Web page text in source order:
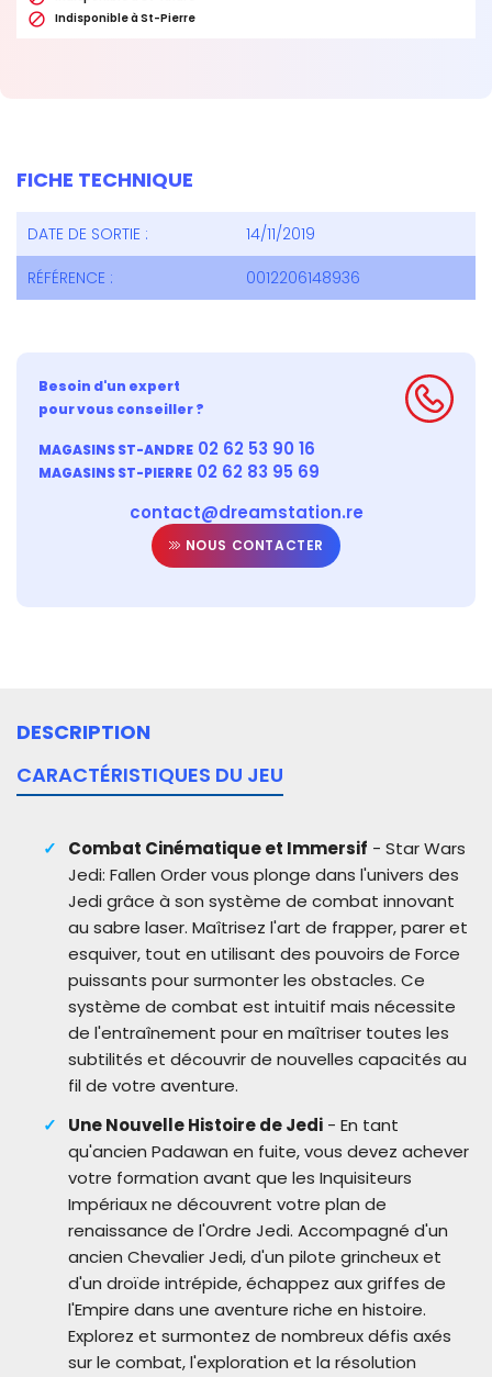
 Indisponible à St-Pierre
FICHE TECHNIQUE
DATE DE SORTIE :
14/11/2019
RÉFÉRENCE :
0012206148936
Besoin d'un expert
pour vous conseiller ?
MAGASINS ST-ANDRE 02 62 53 90 16
MAGASINS ST-PIERRE 02 62 83 95 69
contact@dreamstation.re
NOUS CONTACTER
DESCRIPTION
CARACTÉRISTIQUES DU JEU
Combat Cinématique et Immersif - Star Wars
Jedi: Fallen Order vous plonge dans l'univers des
Jedi grâce à son système de combat innovant
au sabre laser. Maîtrisez l'art de frapper, parer et
esquiver, tout en utilisant des pouvoirs de Force
puissants pour surmonter les obstacles. Ce
système de combat est intuitif mais nécessite
de l'entraînement pour en maîtriser toutes les
subtilités et découvrir de nouvelles capacités au
fil de votre aventure.
Une Nouvelle Histoire de Jedi- En tant
qu'ancien Padawan en fuite, vous devez achever
votre formation avant que les Inquisiteurs
Impériaux ne découvrent votre plan de
renaissance de l'Ordre Jedi. Accompagné d'un
ancien Chevalier Jedi, d'un pilote grincheux et
d'un droïde intrépide, échappez aux griffes de
l'Empire dans une aventure riche en histoire.
Explorez et surmontez de nombreux défis axés
sur le combat, l'exploration et la résolution